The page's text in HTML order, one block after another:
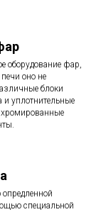
оборудование фар,
оно не
блоки
уплотнительные
хромированные
специальной